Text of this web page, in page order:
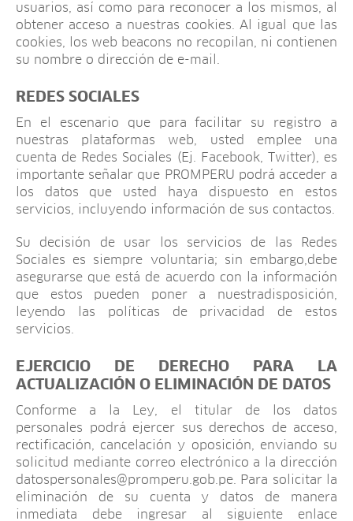
usuarios, así como para reconocer a los mismos, al
obtener acceso a nuestras cookies. Al igual que las
cookies, los web beacons no recopilan, ni contienen
su nombre o dirección de e-mail.
REDES SOCIALES
En el escenario que para facilitar su registro a
nuestras plataformas web, usted emplee una
cuenta de Redes Sociales (Ej. Facebook, Twitter), es
importante señalar que PROMPERU podrá acceder a
los datos que usted haya dispuesto en estos
servicios, incluyendo información de sus contactos.
Su decisión de usar los servicios de las Redes
Sociales es siempre voluntaria; sin embargo,debe
asegurarse que está de acuerdo con la información
que estos pueden poner a nuestradisposición,
leyendo las políticas de privacidad de estos
servicios.
EJERCICIO DE DERECHO PARA LA
ACTUALIZACIÓN O ELIMINACIÓN DE DATOS
Conforme a la Ley, el titular de los datos
personales podrá ejercer sus derechos de acceso,
rectificación, cancelación y oposición, enviando su
solicitud mediante correo electrónico a la dirección
datospersonales@promperu.gob.pe . Para solicitar la
eliminación de su cuenta y datos de manera
inmediata debe ingresar al siguiente enlace